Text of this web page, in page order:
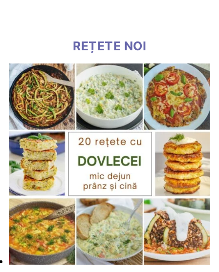
REȚETE NOI